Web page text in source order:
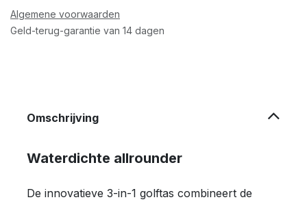
Algemene voorwaarden
Geld-terug-garantie van 14 dagen
Omschrijving
Waterdichte allrounder
De innovatieve 3-in-1 golftas combineert de